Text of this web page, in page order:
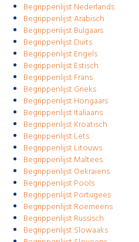
Begrippenlijst Nederlands
Begrippenlijst Arabisch
Begrippenlijst Bulgaars
Begrippenlijst Duits
Begrippenlijst Engels
Begrippenlijst Estisch
Begrippenlijst Frans
Begrippenlijst Grieks
Begrippenlijst Hongaars
Begrippenlijst Italiaans
Begrippenlijst Kroatisch
Begrippenlijst Lets
Begrippenlijst Litouws
Begrippenlijst Maltees
Begrippenlijst Oekraiens
Begrippenlijst Pools
Begrippenlijst Portugees
Begrippenlijst Roemeens
Begrippenlijst Russisch
Begrippenlijst Slowaaks